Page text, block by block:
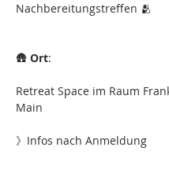
Nachbereitungstreffen 🫂
🛖 Ort:
Retreat Space im Raum
Main
》Infos nach Anmeldung